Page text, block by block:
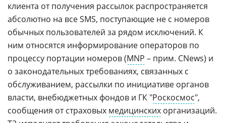
клиента от получения рассылок распространяется
абсолютно на все SMS, поступающие не с номеров
обычных пользователей за рядом исключений. К
ним относятся информирование операторов по
процессу портации номеров (MNP – прим. CNews) и
о законодательных требованиях, связанных с
обслуживанием, рассылки по инициативе органов
власти, внебюджетных фондов и ГК "Роскосмос",
сообщения от страховых медицинских организаций.